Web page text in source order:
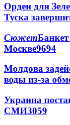
Орден для
Туска
Сюжет
Москве9694
Молдова
воды из-за
Украина
СМИ3059